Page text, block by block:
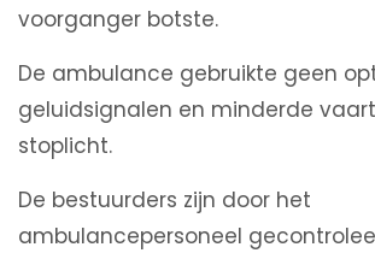
voorganger botste.
De ambulance gebruikte geen
geluidsignalen en minderde
stoplicht.
De bestuurders zijn door het
ambulancepersoneel